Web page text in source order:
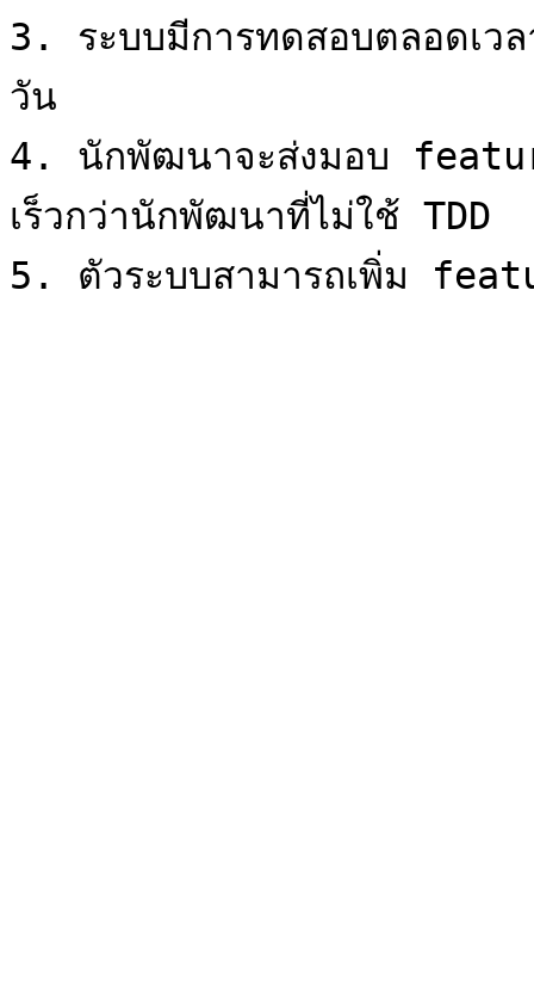
3. ระบบมีการทดสอบตลอดเว
วัน
4. นักพัฒนาจะส่งมอบ
เร็วกว่านักพัฒนาที่ไม่ใช้ TDD